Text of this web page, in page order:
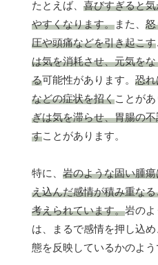
たとえば、 喜びすぎると
やすくなります。また、 怒
圧や頭痛などを引き起こす
は気を消耗させ、元気を
る可能性があります。 恐
などの症状を招くことがあ
ぎは気を滞らせ、胃腸の
すことがあります。
特に、 岩のような固い腫
え込んだ感情が積み重な
考えられています。岩の
は、まるで感情を押し込
態を反映しているかのよう